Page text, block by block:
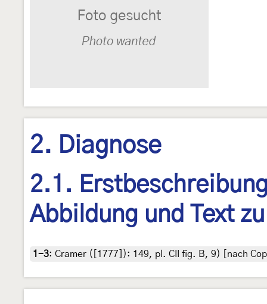
2. Diagnose
2.1.
Abbildung und Text
1-3: Cramer ([1777]): 149, pl. CII fig. B, 9) [nach